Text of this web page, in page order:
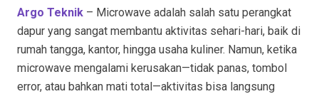
Argo Teknik – Microwave adalah salah satu perangkat
dapur yang sangat membantu aktivitas sehari-hari, baik di
rumah tangga, kantor, hingga usaha kuliner. Namun, ketika
microwave mengalami kerusakan—tidak panas, tombol
error, atau bahkan mati total—aktivitas bisa langsung